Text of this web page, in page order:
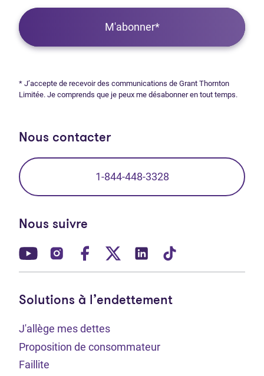
M'abonner*
* J’accepte de recevoir des communications de Grant Thornton
Limitée. Je comprends que je peux me désabonner en tout temps.
Nous contacter
1-844-448-3328
Nous suivre
(Ouvre dans un nouvel onglet)
(Ouvre dans un nouvel onglet)
(Ouvre dans un nouvel onglet)
(Ouvre dans un nouvel
(Ouvre dans un
Solutions à l’endettement
J'allège mes dettes
Proposition de consommateur
Faillite